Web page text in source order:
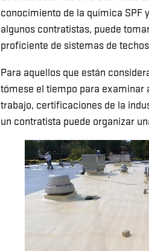
conocimiento de la química SPF
algunos contratistas, puede
proficiente de sistemas de techos
Para aquellos que están
tómese el tiempo para examinar
trabajo, certificaciones de la
un contratista puede organizar